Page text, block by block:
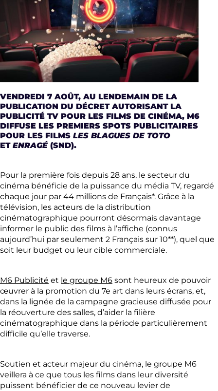
VENDREDI 7 AOÛT, AU LENDEMAIN DE LA
PUBLICATION DU DÉCRET AUTORISANT LA
PUBLICITÉ TV POUR LES FILMS DE CINÉMA, M6
DIFFUSE LES PREMIERS SPOTS PUBLICITAIRES
POUR LES FILMS LES BLAGUES DE TOTO
ETENRAGÉ(SND).
Pour la première fois depuis 28 ans, le secteur du
cinéma bénéficie de la puissance du média TV, regardé
chaque jour par 44 millions de Français*. Grâce à la
télévision, les acteurs de la distribution
cinématographique pourront désormais davantage
informer le public des films à l’affiche (connus
aujourd’hui par seulement 2 Français sur 10**), quel que
soit leur budget ou leur cible commerciale.
M6 Publicité et le groupe M6 sont heureux de pouvoir
œuvrer à la promotion du 7e art dans leurs écrans, et,
dans la lignée de la campagne gracieuse diffusée pour
la réouverture des salles, d’aider la filière
cinématographique dans la période particulièrement
difficile qu’elle traverse.
Soutien et acteur majeur du cinéma, le groupe M6
veillera à ce que tous les films dans leur diversité
puissent bénéficier de ce nouveau levier de